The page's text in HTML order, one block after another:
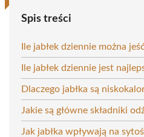
Spis treści
Ile jabłek dziennie można
Ile jabłek dziennie jest
Dlaczego jabłka są
Jakie są główne składniki
Jak jabłka wpływają na